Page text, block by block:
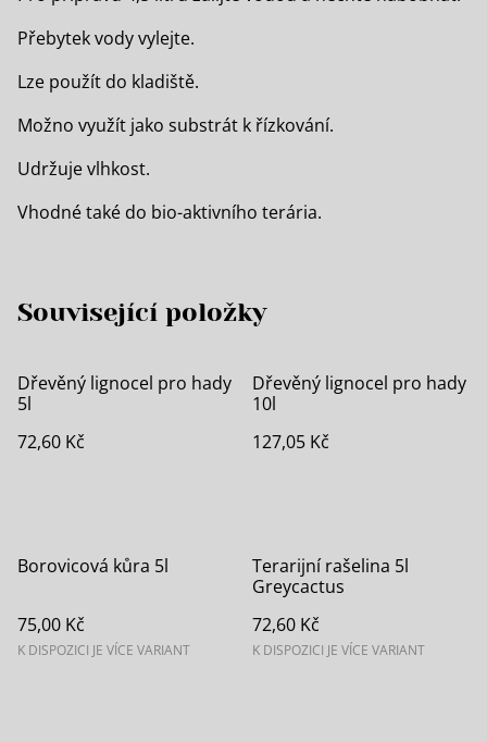
Přebytek vody vylejte.
Lze použít do kladiště.
Možno využít jako substrát k řízkování.
Udržuje vlhkost.
Vhodné také do bio-aktivního terária.
Související položky
Dřevěný lignocel pro hady
5l
72,60 Kč
Dřevěný lignocel pro hady
10l
127,05 Kč
Borovicová kůra 5l
75,00 Kč
K DISPOZICI JE VÍCE VARIANT
Terarijní rašelina 5l
Greycactus
72,60 Kč
K DISPOZICI JE VÍCE VARIANT